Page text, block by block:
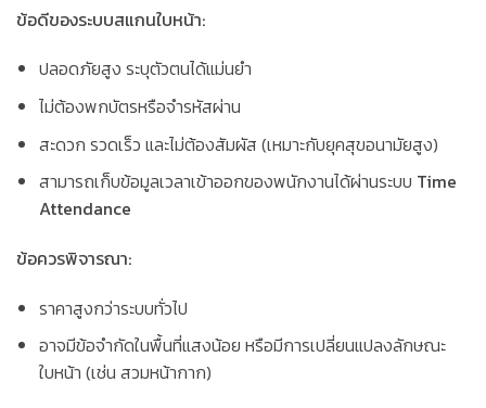
ข้อดีของระบบสแกนใบหน้า:
ปลอดภัยสูง ระบุตัวตนได้แม่นยำ
ไม่ต้องพกบัตรหรือจำรหัสผ่าน
สะดวก รวดเร็ว และไม่ต้องสัมผัส (เหมาะกับยุคสุขอนามัยสูง)
สามารถเก็บข้อมูลเวลาเข้าออกของพนักงานได้ผ่านระบบ Time
Attendance
ข้อควรพิจารณา:
ราคาสูงกว่าระบบทั่วไป
อาจมีข้อจำกัดในพื้นที่แสงน้อย หรือมีการเปลี่ยนแปลงลักษณะ
ใบหน้า (เช่น สวมหน้ากาก)